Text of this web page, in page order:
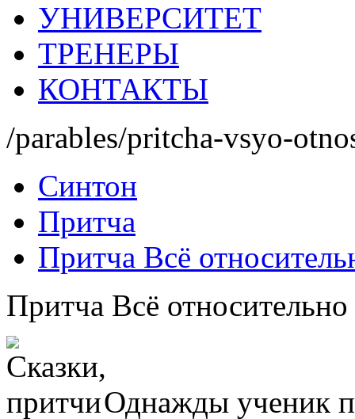
УНИВЕРСИТЕТ
ТРЕНЕРЫ
КОНТАКТЫ
/parables/pritcha-vsyo-
Синтон
Притча
Притча Всё
Притча Всё относительно
Однажды ученик